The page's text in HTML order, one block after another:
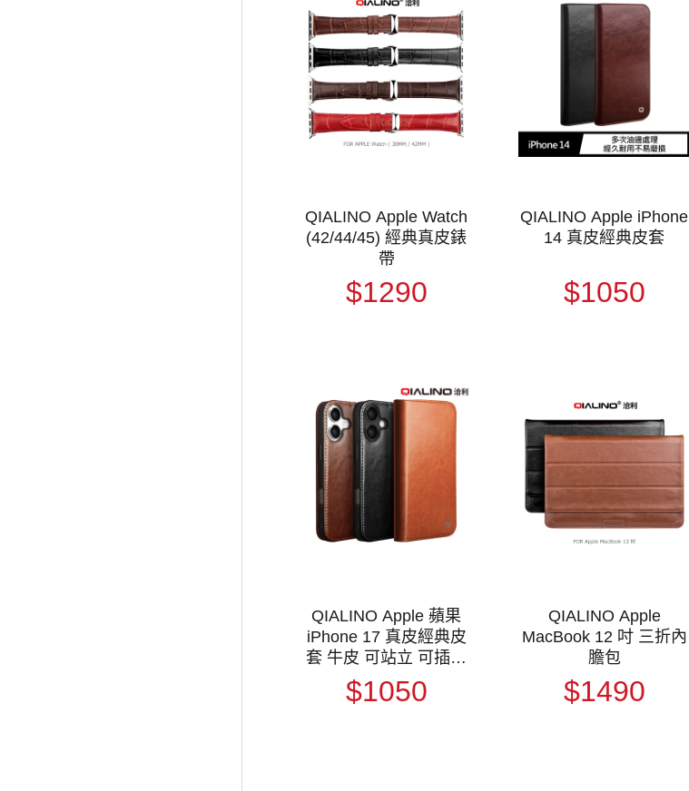
QIALINO Apple Watch
(42/44/45) 經典真皮錶
帶
$1290
QIALINO Apple iPhone
14 真皮經典皮套
$1050
QIALINO Apple 蘋果
iPhone 17 真皮經典皮
套 牛皮 可站立 可插卡
保護套 手機套 側翻皮
套 翻蓋皮套
$1050
QIALINO Apple
MacBook 12 吋 三折內
膽包
$1490